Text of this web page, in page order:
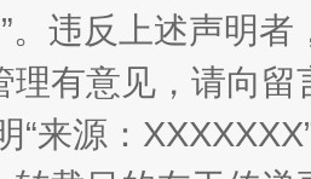
麦地、白藏房 除
。违反上述声明
理有意见，请向
“来源：